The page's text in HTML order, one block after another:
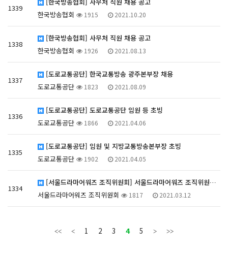
1339
한국방송협회
1915 2021.10.20
1338
[한국방송협회] 사무처 직원 채용 공고
한국방송협회
1926 2021.08.13
1337
[도로교통공단] 한국교통방송 광주본부장 채용
도로교통공단
1823 2021.08.09
1336
[도로교통공단] 도로교통공단 임원 등 초빙
도로교통공단
1866 2021.04.06
1335
[도로교통공단] 임원 및 지방교통방송본부장 초빙
도로교통공단
1902 2021.04.05
1334
[서울드라마어워즈 조직위원회] 서울드라마어워즈 조직위원…
서울드라마어워즈 조직위원회
1817 2021.03.12
1 2 3 4 5